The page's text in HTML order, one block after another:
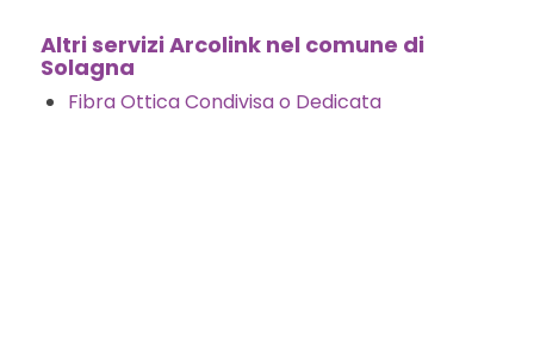
Altri servizi Arcolink nel comune di
Solagna
Fibra Ottica Condivisa o Dedicata